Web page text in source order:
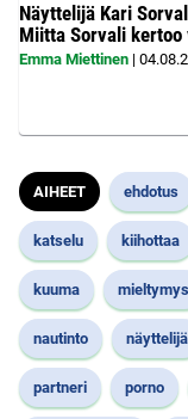
Näyttelijä Kari
Miitta Sorvali
Emma Miettinen |
AIHEET ehdotus
katselu kiihottaa
kuuma mieltymys
nautinto näyttelijä
partneri porno